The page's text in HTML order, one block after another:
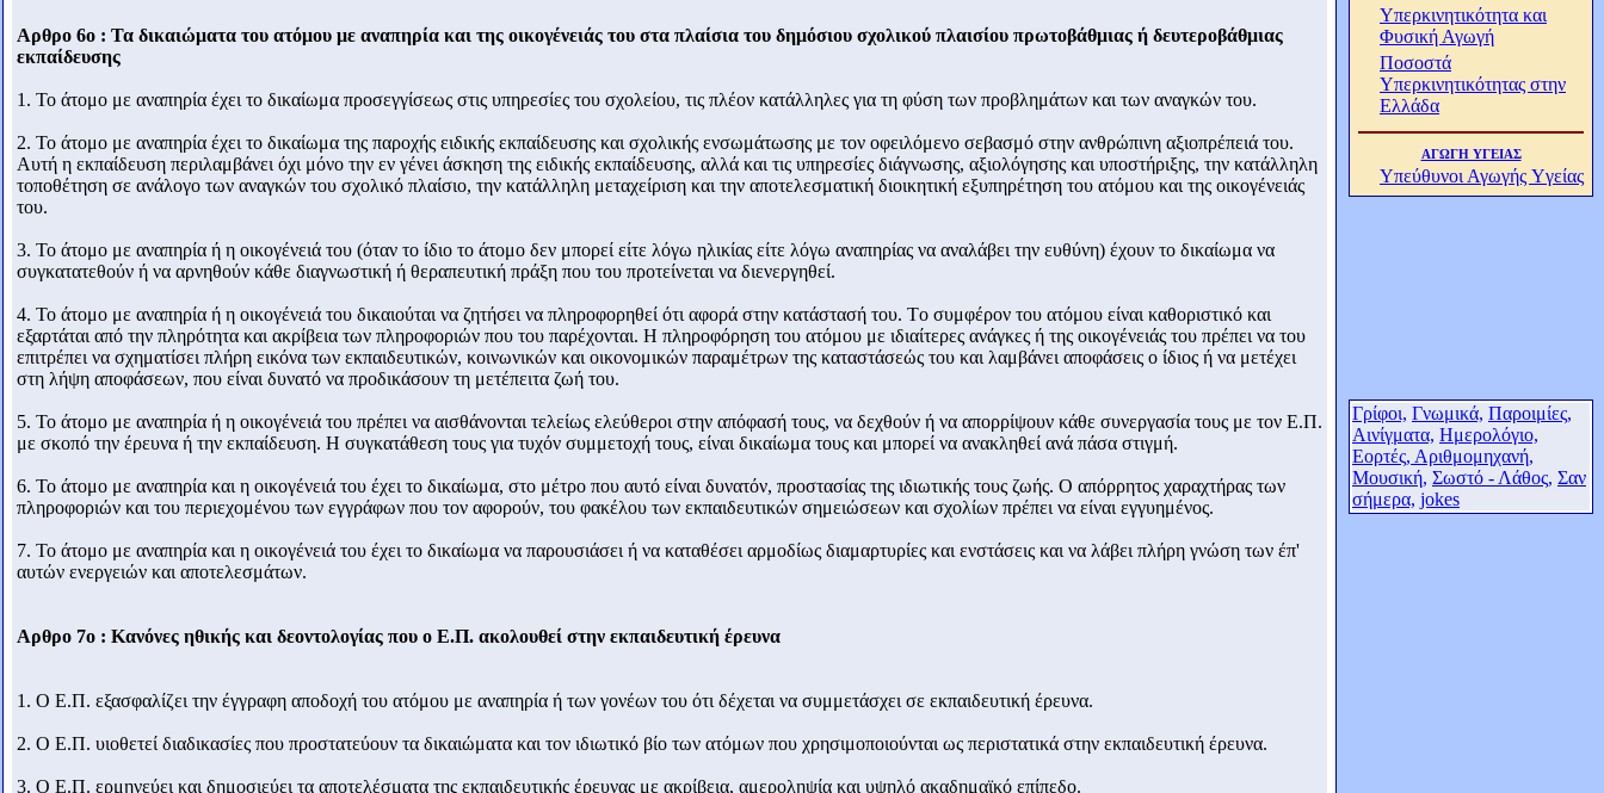
Αρθρο 6ο : Τα δικαιώματα του ατόμου με αναπηρία και της οικογένειάς του στα πλαίσια του δημόσιου σχολικού πλαισίου πρωτοβάθμιας ή δευτεροβάθμιας
εκπαίδευσης
1. Το άτομο με αναπηρία έχει το δικαίωμα προσεγγίσεως στις υπηρεσίες του σχολείου, τις πλέον κατάλληλες για τη φύση των προβλημάτων και των αναγκών του.
2. Το άτομο με αναπηρία έχει το δικαίωμα της παροχής ειδικής εκπαίδευσης και σχολικής ενσωμάτωσης με τον οφειλόμενο σεβασμό στην ανθρώπινη αξιοπρέπειά του.
Αυτή η εκπαίδευση περιλαμβάνει όχι μόνο την εν γένει άσκηση της ειδικής εκπαίδευσης, αλλά και τις υπηρεσίες διάγνωσης, αξιολόγησης και υποστήριξης, την κατάλληλη
τοποθέτηση σε ανάλογο των αναγκών του σχολικό πλαίσιο, την κατάλληλη μεταχείριση και την αποτελεσματική διοικητική εξυπηρέτηση του ατόμου και της οικογένειάς
του.
3. Το άτομο με αναπηρία ή η οικογένειά του (όταν το ίδιο το άτομο δεν μπορεί είτε λόγω ηλικίας είτε λόγω αναπηρίας να αναλάβει την ευθύνη) έχουν το δικαίωμα να
συγκατατεθούν ή να αρνηθούν κάθε διαγνωστική ή θεραπευτική πράξη που του προτείνεται να διενεργηθεί.
4. Το άτομο με αναπηρία ή η οικογένειά του δικαιούται να ζητήσει να πληροφορηθεί ότι αφορά στην κατάστασή του. Tο συμφέρον του ατόμου είναι καθοριστικό και
εξαρτάται από την πληρότητα και ακρίβεια των πληροφοριών που του παρέχονται. H πληροφόρηση του ατόμου με ιδιαίτερες ανάγκες ή της οικογένειάς του πρέπει να του
επιτρέπει να σχηματίσει πλήρη εικόνα των εκπαιδευτικών, κοινωνικών και οικονομικών παραμέτρων της καταστάσεώς του και λαμβάνει αποφάσεις ο ίδιος ή να μετέχει
στη λήψη αποφάσεων, που είναι δυνατό να προδικάσουν τη μετέπειτα ζωή του.
5. Το άτομο με αναπηρία ή η οικογένειά του πρέπει να αισθάνονται τελείως ελεύθεροι στην απόφασή τους, να δεχθούν ή να απορρίψουν κάθε συνεργασία τους με τον Ε.Π.
με σκοπό την έρευνα ή την εκπαίδευση. H συγκατάθεση τους για τυχόν συμμετοχή τους, είναι δικαίωμα τους και μπορεί να ανακληθεί ανά πάσα στιγμή.
6. Το άτομο με αναπηρία και η οικογένειά του έχει το δικαίωμα, στο μέτρο που αυτό είναι δυνατόν, προστασίας της ιδιωτικής τους ζωής. O απόρρητος χαραχτήρας των
πληροφοριών και του περιεχομένου των εγγράφων που τον αφορούν, του φακέλου των εκπαιδευτικών σημειώσεων και σχολίων πρέπει να είναι εγγυημένος.
7. Το άτομο με αναπηρία και η οικογένειά του έχει το δικαίωμα να παρουσιάσει ή να καταθέσει αρμοδίως διαμαρτυρίες και ενστάσεις και να λάβει πλήρη γνώση των έπ'
αυτών ενεργειών και αποτελεσμάτων.
Αρθρο 7ο : Κανόνες ηθικής και δεοντολογίας που ο Ε.Π. ακολουθεί στην εκπαιδευτική έρευνα
1. Ο Ε.Π. εξασφαλίζει την έγγραφη αποδοχή του ατόμου με αναπηρία ή των γονέων του ότι δέχεται να συμμετάσχει σε εκπαιδευτική έρευνα.
2. Ο Ε.Π. υιοθετεί διαδικασίες που προστατεύουν τα δικαιώματα και τον ιδιωτικό βίο των ατόμων που χρησιμοποιούνται ως περιστατικά στην εκπαιδευτική έρευνα.
3. Ο Ε.Π. ερμηνεύει και δημοσιεύει τα αποτελέσματα της εκπαιδευτικής έρευνας με ακρίβεια, αμεροληψία και υψηλό ακαδημαϊκό επίπεδο.
Υπερκινητικότητα και
Φυσική Αγωγή
Ποσοστά
Υπερκινητικότητας στην
Ελλάδα
ΑΓΩΓΗ ΥΓΕΙΑΣ
Υπεύθυνοι Αγωγής Yγείας
Γρίφοι, Γνωμικά, Παροιμίες,
Αινίγματα, Ημερολόγιο,
Εορτές, Αριθμομηχανή,
Μουσική, Σωστό - Λάθος, Σαν
σήμερα, jokes